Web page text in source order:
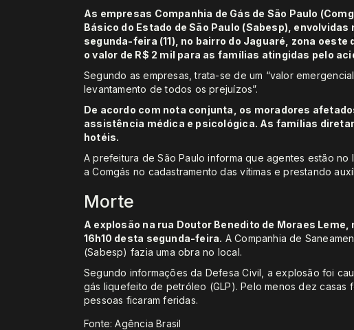
As empresas Companhia de Gás de São Paulo
Básico do Estado de São Paulo (Sabesp),
segunda-feira (11), no bairro do Jaguaré, zona oeste
o valor de R$ 2 mil para as famílias atingidas pelo
Segundo as empresas, trata-se de um “valor
levantamento de todos os prejuízos”.
De acordo com nota conjunta, os moradores
assistência médica e psicológica. As famílias
hotéis.
A prefeitura de São Paulo informa que agentes estão
a Comgás no cadastramento das vítimas e prestando
Morte
A explosão na rua Doutor Benedito de Moraes
16h10 desta segunda-feira. A Companhia de
(Sabesp) fazia uma obra no local.
Segundo informações da Defesa Civil, a explosão foi
gás liquefeito de petróleo (GLP). Pelo menos dez casas
pessoas ficaram feridas.
Fonte: Agência Brasil